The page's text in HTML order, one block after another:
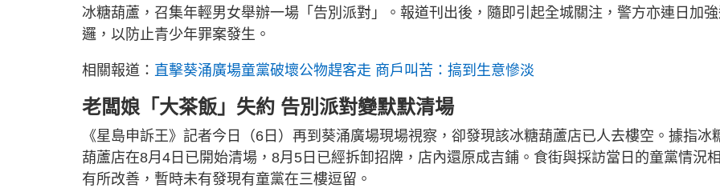
%
i
T
i
i
c
冰糖葫蘆，召集年輕男女舉辦一場「告別派對」。報道刊出後，隨即引起全城關注，警方亦連日加
邏，以防止青少年罪案發生。
相關報道： 直擊葵涌廣場童黨破壞公物趕客走 商戶叫苦：搞到生意慘淡
老闆娘「大茶飯」失約 告別派對變默默清場
《星島申訴王》記者今日（6日）再到葵涌廣場現場視察，卻發現該冰糖葫蘆店已人去樓空。據指冰
葫蘆店在8月4日已開始清場，8月5日已經拆卸招牌，店內還原成吉鋪。食街與採訪當日的童黨情況
有所改善，暫時未有發現有童黨在三樓逗留。